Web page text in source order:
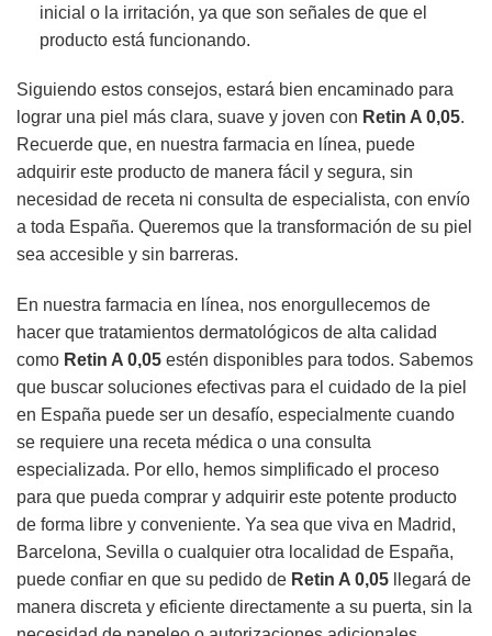
inicial o la irritación, ya que son señales de que el
producto está funcionando.
Siguiendo estos consejos, estará bien encaminado para
lograr una piel más clara, suave y joven con Retin A 0,05.
Recuerde que, en nuestra farmacia en línea, puede
adquirir este producto de manera fácil y segura, sin
necesidad de receta ni consulta de especialista, con envío
a toda España. Queremos que la transformación de su piel
sea accesible y sin barreras.
En nuestra farmacia en línea, nos enorgullecemos de
hacer que tratamientos dermatológicos de alta calidad
como Retin A 0,05 estén disponibles para todos. Sabemos
que buscar soluciones efectivas para el cuidado de la piel
en España puede ser un desafío, especialmente cuando
se requiere una receta médica o una consulta
especializada. Por ello, hemos simplificado el proceso
para que pueda comprar y adquirir este potente producto
de forma libre y conveniente. Ya sea que viva en Madrid,
Barcelona, Sevilla o cualquier otra localidad de España,
puede confiar en que su pedido de Retin A 0,05 llegará de
manera discreta y eficiente directamente a su puerta, sin la